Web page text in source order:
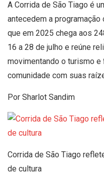
A Corrida de São Tiago é
antecedem a
que em 2025 chega aos
16 a 28 de julho e reúne
movimentando o turismo
comunidade com suas
Por Sharlot Sandim
Corrida de São Tiago
de cultura